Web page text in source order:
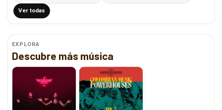
Ver todas
EXPLORA
Descubre más música